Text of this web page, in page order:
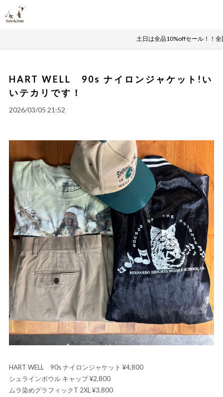
土日は全品10%offセール！！
HART WELL 90s ナイロンジャケット!い
いテカリです！
2026/03/05 21:52
HART WELL 90s ナイロンジャケット ¥4,800
シュラインボウル キャップ ¥2,800
ムラ染めグラフィックT 2XL ¥3,800